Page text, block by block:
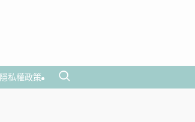
隱私權政策